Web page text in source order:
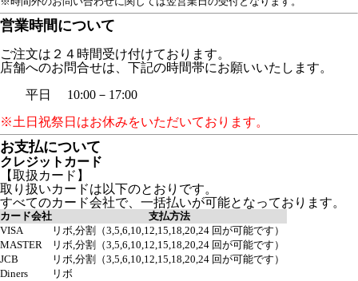
営業時間について
ご注文は２４時間受け付けております。
店舗へのお問合せは、下記の時間帯にお願いいたします。
平日 10:00－17:00
※土日祝祭日はお休みをいただいております。
お支払について
クレジットカード
【取扱カード】
取り扱いカードは以下のとおりです。
すべてのカード会社で、一括払いが可能となっております。
カード会社
支払方法
VISA
リボ,分割（3,5,6,10,12,15,18,20,24 回が可能です）
MASTER
リボ,分割（3,5,6,10,12,15,18,20,24 回が可能です）
JCB
リボ,分割（3,5,6,10,12,15,18,20,24 回が可能です）
Diners
リボ